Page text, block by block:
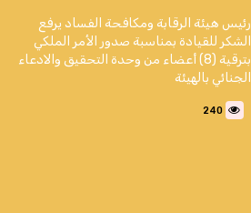
رئيس هيئة الرقابة ومكافحة الفساد يرفع
الشكر للقيادة بمناسبة صدور الأمر الملكي
بترقية (8) أعضاء من وحدة التحقيق والادعاء
الجنائي بالهيئة
240